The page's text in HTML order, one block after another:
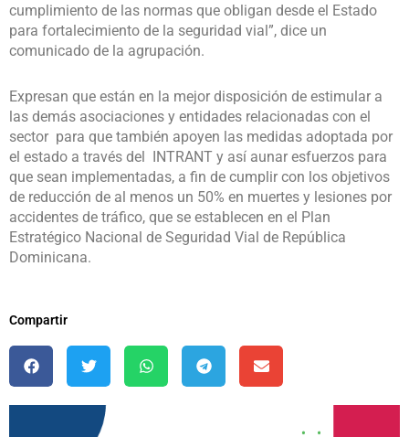
cumplimiento de las normas que obligan desde el Estado
para fortalecimiento de la seguridad vial”, dice un
comunicado de la agrupación.
Expresan que están en la mejor disposición de estimular a
las demás asociaciones y entidades relacionadas con el
sector para que también apoyen las medidas adoptada por
el estado a través del INTRANT y así aunar esfuerzos para
que sean implementadas, a fin de cumplir con los objetivos
de reducción de al menos un 50% en muertes y lesiones por
accidentes de tráfico, que se establecen en el Plan
Estratégico Nacional de Seguridad Vial de República
Dominicana.
Compartir